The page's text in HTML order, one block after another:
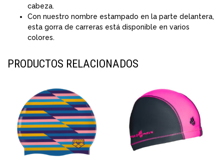
cabeza.
Con nuestro nombre estampado en la parte delantera,
esta gorra de carreras está disponible en varios
colores.
PRODUCTOS RELACIONADOS